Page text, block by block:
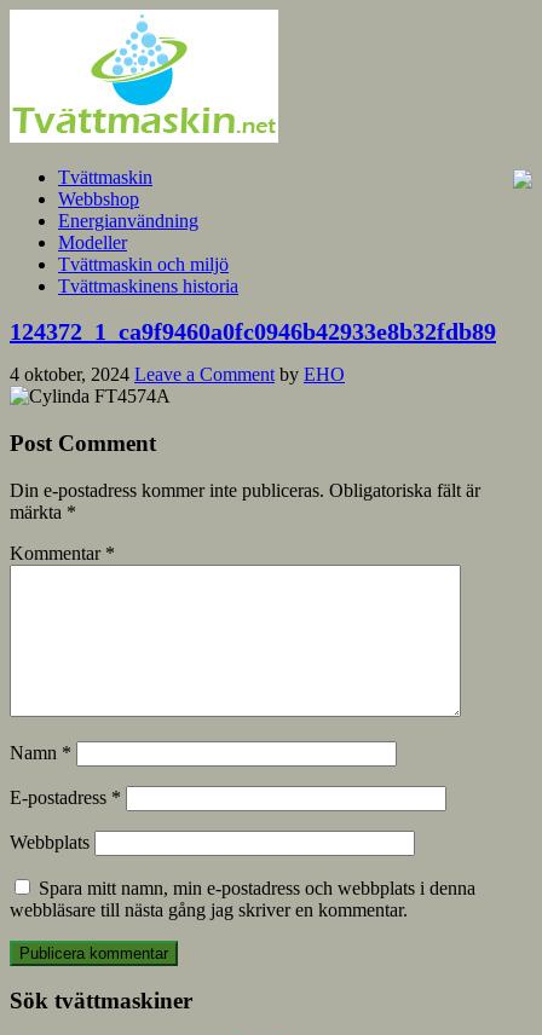
Tvättmaskin
Webbshop
Energianvändning
Modeller
Tvättmaskin och miljö
Tvättmaskinens historia
124372_1_ca9f9460a0fc0946b42933e8b32fdb89
4 oktober, 2024 Leave a Comment by EHO
Post Comment
Din e-postadress kommer inte publiceras. Obligatoriska fält är
märkta *
Kommentar *
Namn *
E-postadress *
Webbplats
Spara mitt namn, min e-postadress och webbplats i denna
webbläsare till nästa gång jag skriver en kommentar.
Sök tvättmaskiner